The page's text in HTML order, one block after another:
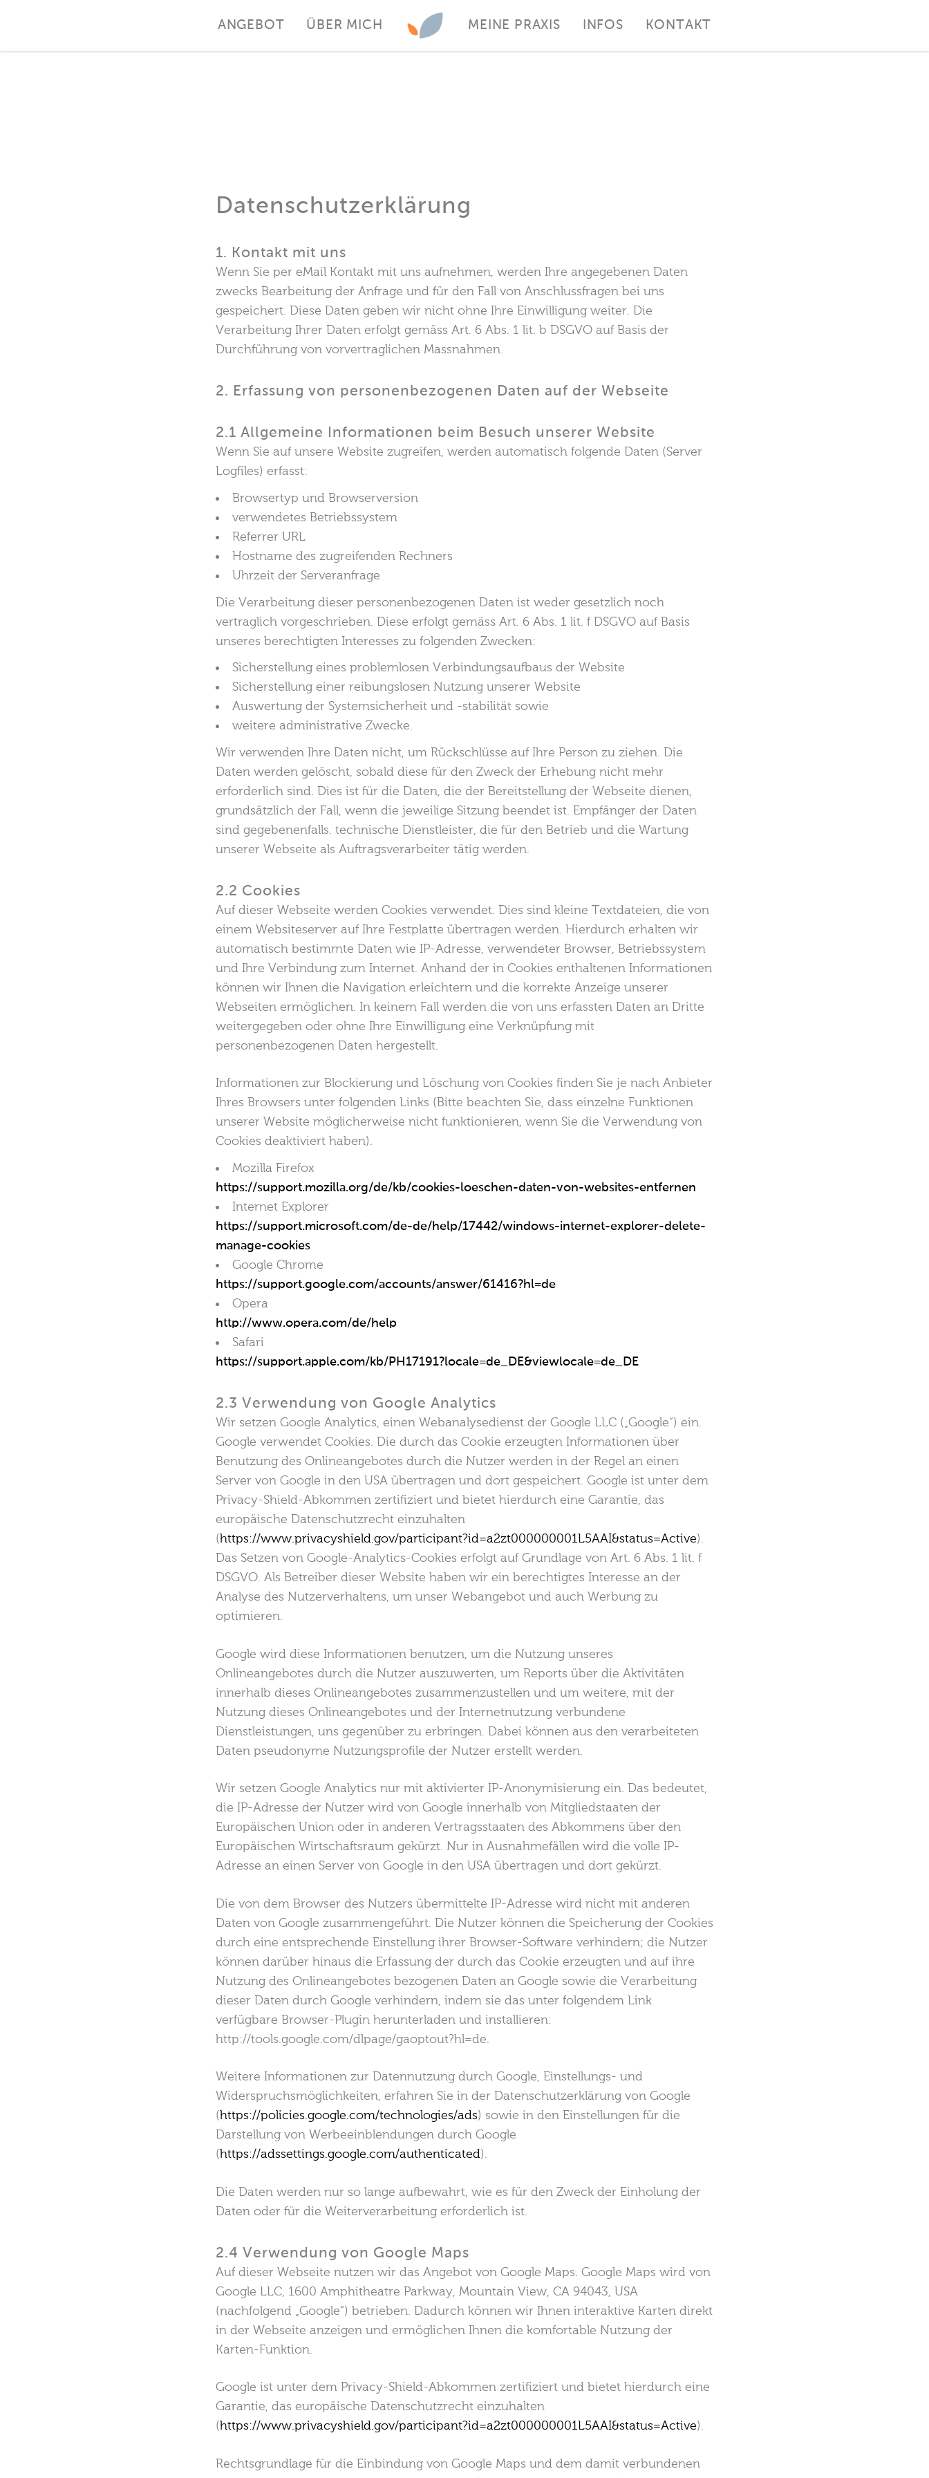
ANGEBOT ÜBER MICH MEINE PRAXIS INFOS KONTAKT
Datenschutzerklärung
1. Kontakt mit uns
Wenn Sie per eMail Kontakt mit uns aufnehmen, werden Ihre angegebenen Daten
zwecks Bearbeitung der Anfrage und für den Fall von Anschlussfragen bei uns
gespeichert. Diese Daten geben wir nicht ohne Ihre Einwilligung weiter. Die
Verarbeitung Ihrer Daten erfolgt gemäss Art. 6 Abs. 1 lit. b DSGVO auf Basis der
Durchführung von vorvertraglichen Massnahmen.
2. Erfassung von personenbezogenen Daten auf der Webseite
2.1 Allgemeine Informationen beim Besuch unserer Website
Wenn Sie auf unsere Website zugreifen, werden automatisch folgende Daten (Server
Logfiles) erfasst:
Browsertyp und Browserversion
verwendetes Betriebssystem
Referrer URL
Hostname des zugreifenden Rechners
Uhrzeit der Serveranfrage
Die Verarbeitung dieser personenbezogenen Daten ist weder gesetzlich noch
vertraglich vorgeschrieben. Diese erfolgt gemäss Art. 6 Abs. 1 lit. f DSGVO auf Basis
unseres berechtigten Interesses zu folgenden Zwecken:
Sicherstellung eines problemlosen Verbindungsaufbaus der Website
Sicherstellung einer reibungslosen Nutzung unserer Website
Auswertung der Systemsicherheit und -stabilität sowie
weitere administrative Zwecke.
Wir verwenden Ihre Daten nicht, um Rückschlüsse auf Ihre Person zu ziehen. Die
Daten werden gelöscht, sobald diese für den Zweck der Erhebung nicht mehr
erforderlich sind. Dies ist für die Daten, die der Bereitstellung der Webseite dienen,
grundsätzlich der Fall, wenn die jeweilige Sitzung beendet ist. Empfänger der Daten
sind gegebenenfalls. technische Dienstleister, die für den Betrieb und die Wartung
unserer Webseite als Auftragsverarbeiter tätig werden.
2.2 Cookies
Auf dieser Webseite werden Cookies verwendet. Dies sind kleine Textdateien, die von
einem Websiteserver auf Ihre Festplatte übertragen werden. Hierdurch erhalten wir
automatisch bestimmte Daten wie IP-Adresse, verwendeter Browser, Betriebssystem
und Ihre Verbindung zum Internet. Anhand der in Cookies enthaltenen Informationen
können wir Ihnen die Navigation erleichtern und die korrekte Anzeige unserer
Webseiten ermöglichen. In keinem Fall werden die von uns erfassten Daten an Dritte
weitergegeben oder ohne Ihre Einwilligung eine Verknüpfung mit
personenbezogenen Daten hergestellt.
Informationen zur Blockierung und Löschung von Cookies finden Sie je nach Anbieter
Ihres Browsers unter folgenden Links (Bitte beachten Sie, dass einzelne Funktionen
unserer Website möglicherweise nicht funktionieren, wenn Sie die Verwendung von
Cookies deaktiviert haben).
Mozilla Firefox
https://support.mozilla.org/de/kb/cookies-loeschen-daten-von-websites-entfernen
Internet Explorer
https://support.microsoft.com/de-de/help/17442/windows-internet-explorer-delete-
manage-cookies
Google Chrome
https://support.google.com/accounts/answer/61416?hl=de
Opera
http://www.opera.com/de/help
Safari
https://support.apple.com/kb/PH17191?locale=de_DE&viewlocale=de_DE
2.3 Verwendung von Google Analytics
Wir setzen Google Analytics, einen Webanalysedienst der Google LLC („Google“) ein.
Google verwendet Cookies. Die durch das Cookie erzeugten Informationen über
Benutzung des Onlineangebotes durch die Nutzer werden in der Regel an einen
Server von Google in den USA übertragen und dort gespeichert. Google ist unter dem
Privacy-Shield-Abkommen zertifiziert und bietet hierdurch eine Garantie, das
europäische Datenschutzrecht einzuhalten
( https://www.privacyshield.gov/participant?id=a2zt000000001L5AAI&status=Active).
Das Setzen von Google-Analytics-Cookies erfolgt auf Grundlage von Art. 6 Abs. 1 lit. f
DSGVO. Als Betreiber dieser Website haben wir ein berechtigtes Interesse an der
Analyse des Nutzerverhaltens, um unser Webangebot und auch Werbung zu
optimieren.
Google wird diese Informationen benutzen, um die Nutzung unseres
Onlineangebotes durch die Nutzer auszuwerten, um Reports über die Aktivitäten
innerhalb dieses Onlineangebotes zusammenzustellen und um weitere, mit der
Nutzung dieses Onlineangebotes und der Internetnutzung verbundene
Dienstleistungen, uns gegenüber zu erbringen. Dabei können aus den verarbeiteten
Daten pseudonyme Nutzungsprofile der Nutzer erstellt werden.
Wir setzen Google Analytics nur mit aktivierter IP-Anonymisierung ein. Das bedeutet,
die IP-Adresse der Nutzer wird von Google innerhalb von Mitgliedstaaten der
Europäischen Union oder in anderen Vertragsstaaten des Abkommens über den
Europäischen Wirtschaftsraum gekürzt. Nur in Ausnahmefällen wird die volle IP-
Adresse an einen Server von Google in den USA übertragen und dort gekürzt.
Die von dem Browser des Nutzers übermittelte IP-Adresse wird nicht mit anderen
Daten von Google zusammengeführt. Die Nutzer können die Speicherung der Cookies
durch eine entsprechende Einstellung ihrer Browser-Software verhindern; die Nutzer
können darüber hinaus die Erfassung der durch das Cookie erzeugten und auf ihre
Nutzung des Onlineangebotes bezogenen Daten an Google sowie die Verarbeitung
dieser Daten durch Google verhindern, indem sie das unter folgendem Link
verfügbare Browser-Plugin herunterladen und installieren:
http://tools.google.com/dlpage/gaoptout?hl=de.
Weitere Informationen zur Datennutzung durch Google, Einstellungs- und
Widerspruchsmöglichkeiten, erfahren Sie in der Datenschutzerklärung von Google
( https://policies.google.com/technologies/ads) sowie in den Einstellungen für die
Darstellung von Werbeeinblendungen durch Google
( https://adssettings.google.com/authenticated).
Die Daten werden nur so lange aufbewahrt, wie es für den Zweck der Einholung der
Daten oder für die Weiterverarbeitung erforderlich ist.
2.4 Verwendung von Google Maps
Auf dieser Webseite nutzen wir das Angebot von Google Maps. Google Maps wird von
Google LLC, 1600 Amphitheatre Parkway, Mountain View, CA 94043, USA
(nachfolgend „Google“) betrieben. Dadurch können wir Ihnen interaktive Karten direkt
in der Webseite anzeigen und ermöglichen Ihnen die komfortable Nutzung der
Karten-Funktion.
Google ist unter dem Privacy-Shield-Abkommen zertifiziert und bietet hierdurch eine
Garantie, das europäische Datenschutzrecht einzuhalten
( https://www.privacyshield.gov/participant?id=a2zt000000001L5AAI&status=Active).
Rechtsgrundlage für die Einbindung von Google Maps und dem damit verbundenen